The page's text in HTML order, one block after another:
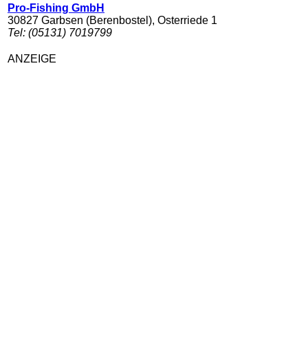
Pro-Fishing GmbH
30827 Garbsen (Berenbostel), Osterriede 1
Tel: (05131) 7019799
ANZEIGE